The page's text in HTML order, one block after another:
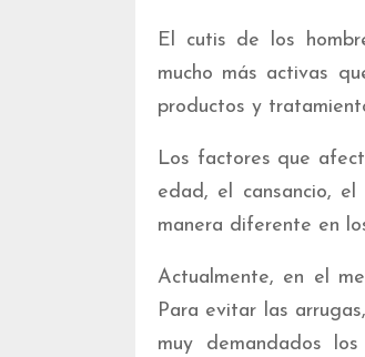
El cutis de los
mucho más activas
productos y
Los factores que
edad, el cansancio,
manera diferente en
Actualmente, en el
Para evitar las
muy demandados